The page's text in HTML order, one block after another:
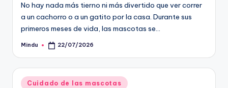
No hay nada más tierno ni más divertido que ver correr
a un cachorro o a un gatito por la casa. Durante sus
primeros meses de vida, las mascotas se…
Publicado
Mindu 22/07/2026
Publicado
Cuidado de las mascotas